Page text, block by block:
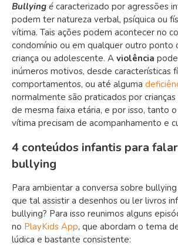
Bullying é caracterizado por agressões
podem ter natureza verbal, psíquica ou
vítima. Tais ações podem acontecer no
condomínio ou em qualquer outro ponto
criança ou adolescente. A violência
inúmeros motivos, desde características
comportamentos, ou até alguma
normalmente são praticados por
de mesma faixa etária, e por isso, tanto
vítima precisam de acompanhamento e
4 conteúdos infantis para
bullying
Para ambientar a conversa sobre bullying
que tal assistir a desenhos ou ler livros
bullying? Para isso reunimos alguns
no PlayKids App, que abordam o tema
lúdica e bastante consistente: